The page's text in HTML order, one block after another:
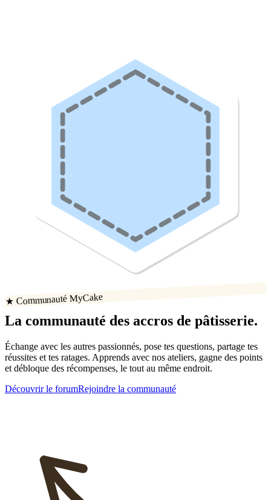
★ Communauté MyCake
La communauté des accros de pâtisserie.
Échange avec les autres passionnés, pose tes questions, partage tes
réussites et tes ratages. Apprends avec nos ateliers, gagne des points
et débloque des récompenses, le tout au même endroit.
Découvrir le forumRejoindre la communauté